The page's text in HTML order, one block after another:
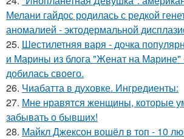
Мелани гайдос родилась с редкой
аномалией - эктодермальной
25. Шестилетняя варя - дочка
и Марины из блога "Женат на Марине"
добилась своего.
26. Чиабатта в духовке. Ингредиенты:
27. Мне нравятся женщины, которые
забывать о бывших!
28. Майкл Джексон вошёл в топ - 10